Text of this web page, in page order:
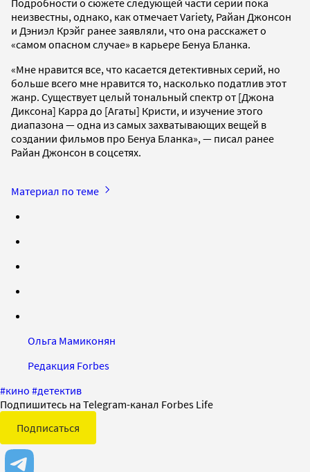
неизвестны, однако, как отмечает Variety, Райан Джонсон
и Дэниэл Крэйг ранее заявляли, что она расскажет о
«самом опасном случае» в карьере Бенуа Бланка.
«Мне нравится все, что касается детективных серий, но
больше всего мне нравится то, насколько податлив этот
жанр. Существует целый тональный спектр от [Джона
Диксона] Карра до [Агаты] Кристи, и изучение этого
диапазона — одна из самых захватывающих вещей в
создании фильмов про Бенуа Бланка», — писал ранее
Райан Джонсон в соцсетях.
Материал по теме
Ольга Мамиконян
Редакция Forbes
#кино #детектив
Подпишитесь на Telegram-канал Forbes Life
Подписаться